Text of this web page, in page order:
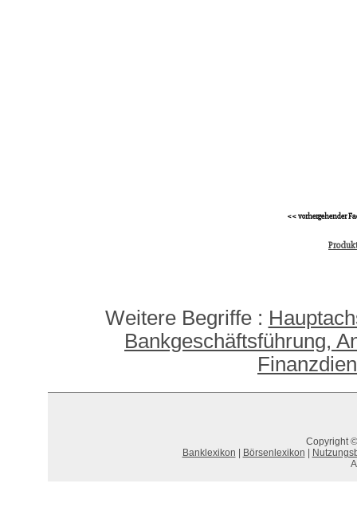
<< vorhergehender
Weitere Begriffe :
Bankgeschäftsführung,
Copyright
Banklexikon
Börsenlexikon